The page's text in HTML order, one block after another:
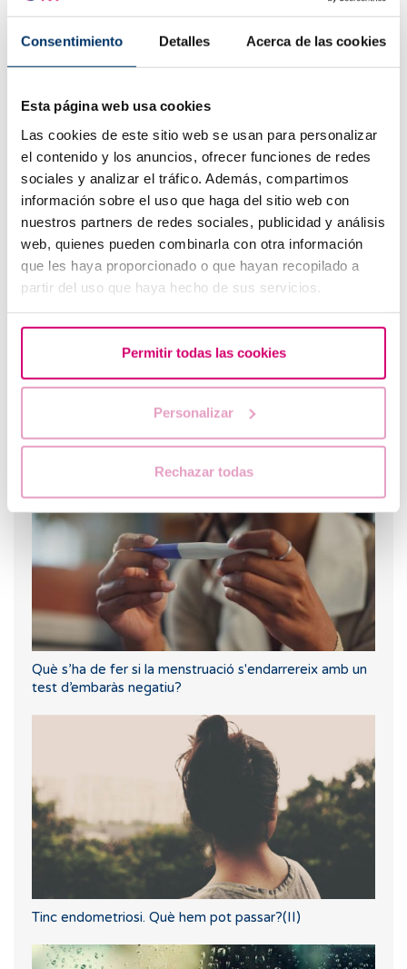
Consentimiento Detalles Acerca de las cookies
Esta página web usa cookies
Las cookies de este sitio web se usan para personalizar
el contenido y los anuncios, ofrecer funciones de redes
sociales y analizar el tráfico. Además, compartimos
información sobre el uso que haga del sitio web con
nuestros partners de redes sociales, publicidad y análisis
web, quienes pueden combinarla con otra información
que les haya proporcionado o que hayan recopilado a
partir del uso que haya hecho de sus servicios.
Permitir todas las cookies
Personalizar
Rechazar todas
Spotting: Què és i com afecta a la fertilitat?
Què passa si mantinc relacions sexuals després d'una
transferència d'embrions?
Què s’ha de fer si la menstruació s'endarrereix amb un
test d’embaràs negatiu?
Tinc endometriosi. Què hem pot passar?(II)